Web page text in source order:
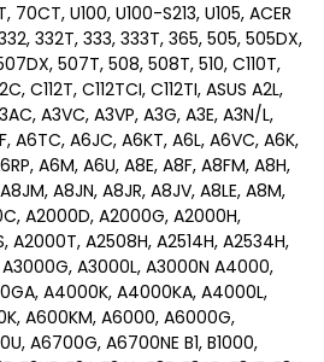
U100, U100-S213, U105, ACER
332T, 333, 333T, 365, 505, 505DX,
507T, 508, 508T, 510, C110T,
C112T, C112TCI, C112TI, ASUS A2L,
A3VC, A3VP, A3G, A3E, A3N/L,
A6TC, A6JC, A6KT, A6L, A6VC, A6K,
A6M, A6U, A8E, A8F, A8FM, A8H,
A8JN, A8JR, A8JV, A8LE, A8M,
A2000D, A2000G, A2000H,
A2000T, A2508H, A2514H, A2534H,
A3000L, A3000N A4000,
A4000K, A4000KA, A4000L,
A600KM, A6000, A6000G,
A6700G, A6700NE B1, B1000,